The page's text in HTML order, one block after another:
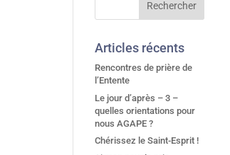
Articles récents
Rencontres de prière de
l’Entente
Le jour d’après – 3 –
quelles orientations pour
nous AGAPE ?
Chérissez le Saint-Esprit !